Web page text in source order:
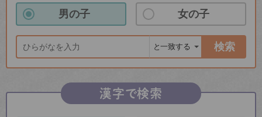
男の子 女の子
検索
漢字で検索